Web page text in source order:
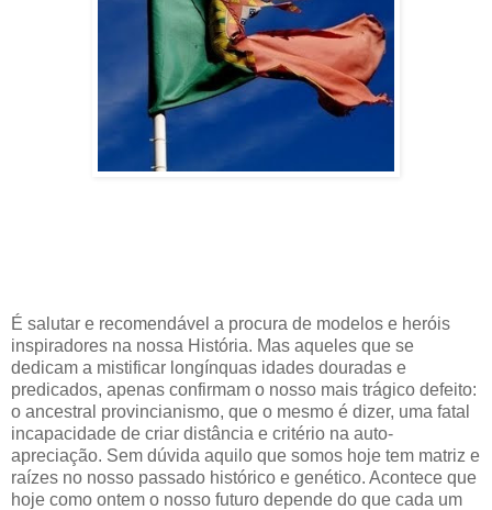
É salutar e recomendável a procura de modelos e heróis
inspiradores na nossa História. Mas aqueles que se
dedicam a mistificar longínquas idades douradas e
predicados, apenas confirmam o nosso mais trágico defeito:
o ancestral provincianismo, que o mesmo é dizer, uma fatal
incapacidade de criar distância e critério na auto-
apreciação. Sem dúvida aquilo que somos hoje tem matriz e
raízes no nosso passado histórico e genético. Acontece que
hoje como ontem o nosso futuro depende do que cada um